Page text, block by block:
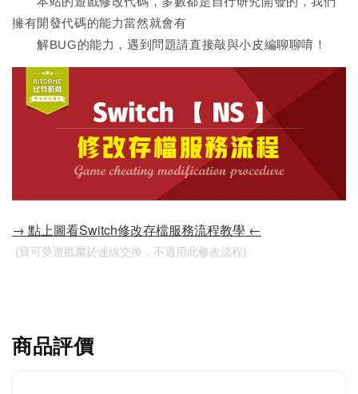
擁有開發代碼的能力當然就會有
解BUG的能力，遇到問題請直接敲與小皮編聊聊唷！
→ 點上圖看Switch修改存檔服務流程教學 ←
(寶可夢遊戲屬於連線交換，不適用此修改流程)
商品評價